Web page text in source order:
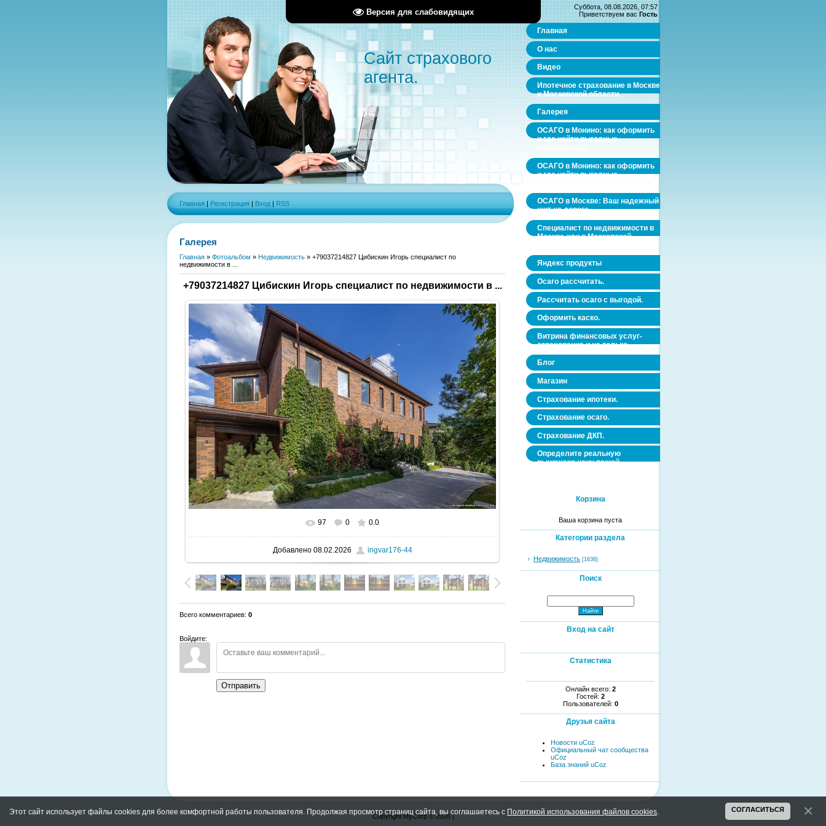
Версия для слабовидящих
Сайт страхового
агента.
Главная | Регистрация | Вход | RSS
Галерея
Главная » Фотоальбом » Недвижимость » +79037214827 Цибискин Игорь специалист по
недвижимости в ...
+79037214827 Цибискин Игорь специалист по недвижимости в ...
В реальном размере 1600x1068
97 0 0.0
Добавлено08.02.2026 ingvar176-44
Всего комментариев: 0
Войдите:
Отправить
Суббота, 08.08.2026, 07:57
Приветствуем вас Гость
Главная
О нас
Видео
Ипотечное страхование в Москве
и Московской области.
Галерея
ОСАГО в Монино: как оформить
и где найти выгодные
ОСАГО в Монино: как оформить
и где найти выгодные
ОСАГО в Москве: Ваш надежный
щит на дороге
Специалист по недвижимости в
Москве или в Московской
Яндекс продукты
Осаго рассчитать.
Рассчитать осаго с выгодой.
Оформить каско.
Витрина финансовых услуг-
страхование и не только.
Блог
Магазин
Страхование ипотеки.
Страхование осаго.
Страхование ДКП.
Определите реальную
рыночную цену вашей
Корзина
Ваша корзина пуста
Категории раздела
Недвижимость [1636]
Поиск
Вход на сайт
Статистика
Онлайн всего: 2
Гостей: 2
Пользователей: 0
Друзья сайта
Новости uCoz
Официальный чат сообщества
uCoz
База знаний uCoz
Copyright MyCorp © 2026|
Этот сайт использует файлы cookies для более комфортной работы пользователя. Продолжая просмотр страниц сайта, вы соглашаетесь с Политикой использования файлов cookies СОГЛАСИТЬСЯ